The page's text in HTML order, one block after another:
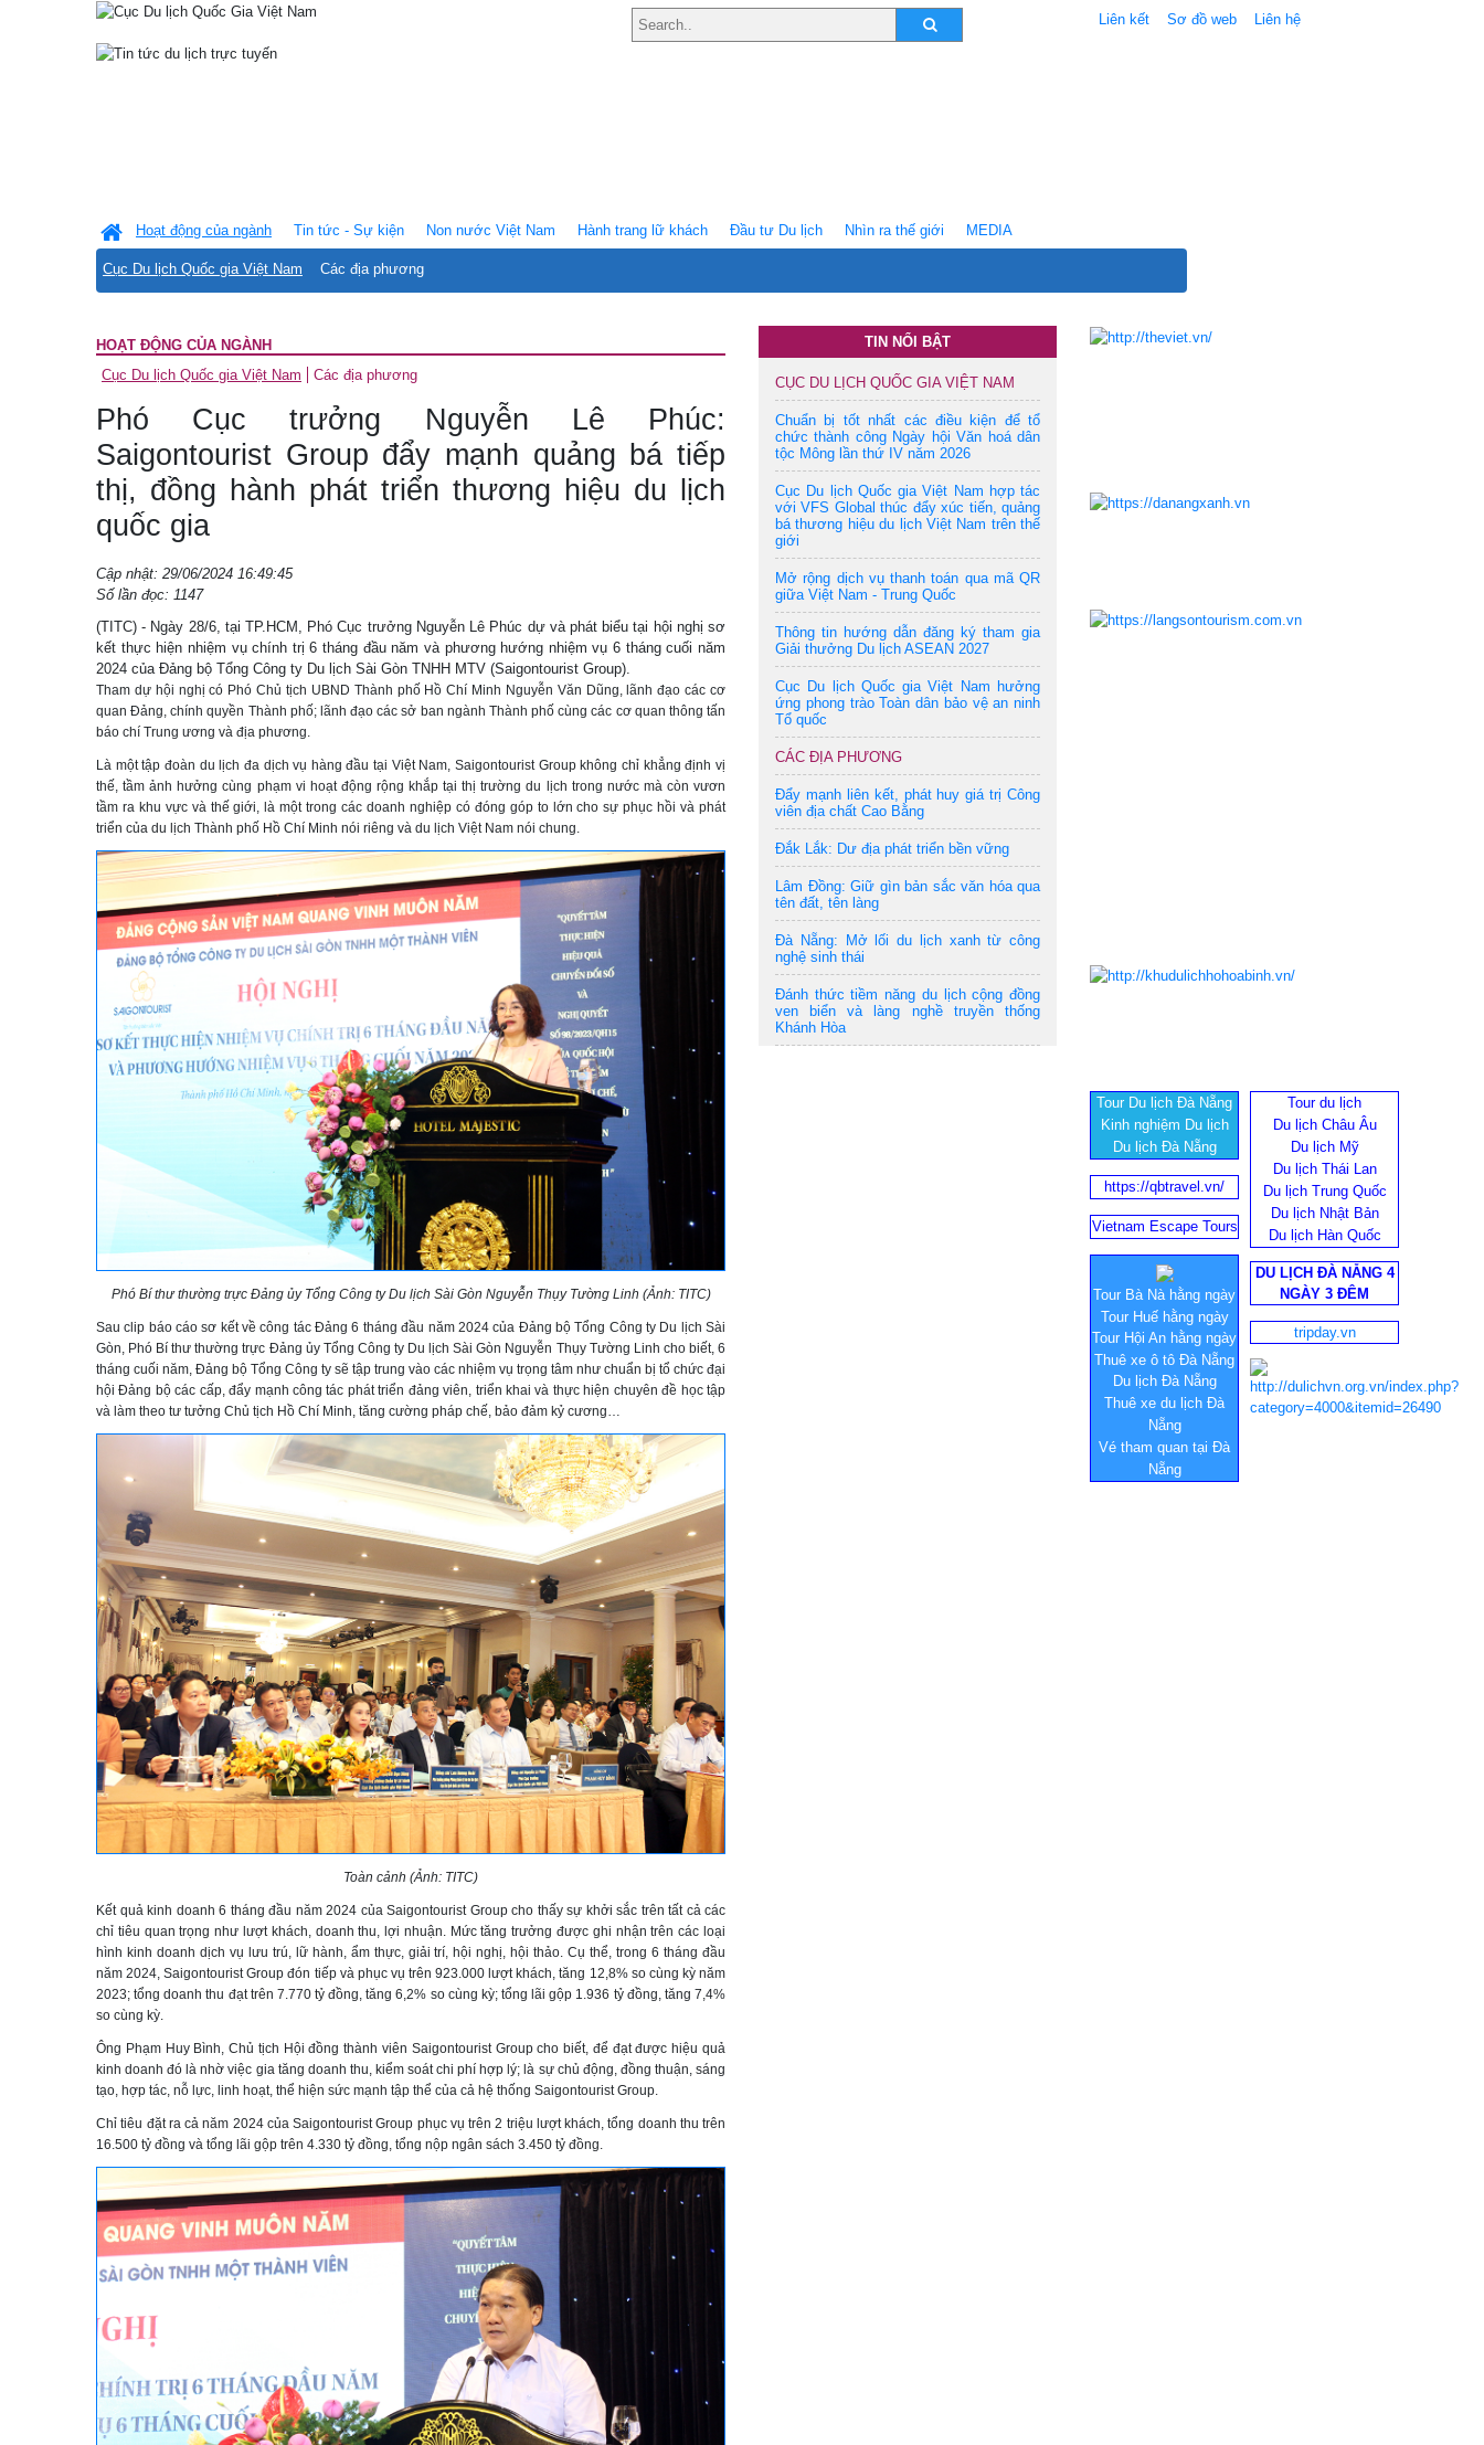
Liên kết Sơ đồ web Liên hệ
Hoạt động của ngành
Cục Du lịch Quốc gia Việt Nam Các địa phương
Tin tức - Sự kiện Non nước Việt Nam Hành trang lữ khách Ðầu tư Du lịch Nhìn ra thế giới MEDIA
HOẠT ĐỘNG CỦA NGÀNH
Cục Du lịch Quốc gia Việt Nam
Các địa phương
Phó Cục trưởng Nguyễn Lê Phúc:
Saigontourist Group đẩy mạnh quảng bá tiếp
thị, đồng hành phát triển thương hiệu du lịch
quốc gia
Cập nhật: 29/06/2024 16:49:45
Số lần đọc: 1147
(TITC) - Ngày 28/6, tại TP.HCM, Phó Cục trưởng Nguyễn Lê Phúc dự và phát biểu tại hội nghị sơ
kết thực hiện nhiệm vụ chính trị 6 tháng đầu năm và phương hướng nhiệm vụ 6 tháng cuối năm
2024 của Đảng bộ Tổng Công ty Du lịch Sài Gòn TNHH MTV (Saigontourist Group).
Tham dự hội nghị có Phó Chủ tịch UBND Thành phố Hồ Chí Minh Nguyễn Văn Dũng, lãnh đạo các cơ
quan Đảng, chính quyền Thành phố; lãnh đạo các sở ban ngành Thành phố cùng các cơ quan thông tấn
báo chí Trung ương và địa phương.
Là một tập đoàn du lịch đa dịch vụ hàng đầu tại Việt Nam, Saigontourist Group không chỉ khẳng định vị
thế, tầm ảnh hưởng cùng phạm vi hoạt động rộng khắp tại thị trường du lịch trong nước mà còn vươn
tầm ra khu vực và thế giới, là một trong các doanh nghiệp có đóng góp to lớn cho sự phục hồi và phát
triển của du lịch Thành phố Hồ Chí Minh nói riêng và du lịch Việt Nam nói chung.
Phó Bí thư thường trực Đảng ủy Tổng Công ty Du lịch Sài Gòn Nguyễn Thụy Tường Linh (Ảnh: TITC)
Sau clip báo cáo sơ kết về công tác Đảng 6 tháng đầu năm 2024 của Đảng bộ Tổng Công ty Du lịch Sài
Gòn, Phó Bí thư thường trực Đảng ủy Tổng Công ty Du lịch Sài Gòn Nguyễn Thụy Tường Linh cho biết, 6
tháng cuối năm, Đảng bộ Tổng Công ty sẽ tập trung vào các nhiệm vụ trọng tâm như chuẩn bị tổ chức đại
hội Đảng bộ các cấp, đẩy mạnh công tác phát triển đảng viên, triển khai và thực hiện chuyên đề học tập
và làm theo tư tưởng Chủ tịch Hồ Chí Minh, tăng cường pháp chế, bảo đảm kỷ cương…
Toàn cảnh (Ảnh: TITC)
Kết quả kinh doanh 6 tháng đầu năm 2024 của Saigontourist Group cho thấy sự khởi sắc trên tất cả các
chỉ tiêu quan trọng như lượt khách, doanh thu, lợi nhuận. Mức tăng trưởng được ghi nhận trên các loại
hình kinh doanh dịch vụ lưu trú, lữ hành, ẩm thực, giải trí, hội nghị, hội thảo. Cụ thể, trong 6 tháng đầu
năm 2024, Saigontourist Group đón tiếp và phục vụ trên 923.000 lượt khách, tăng 12,8% so cùng kỳ năm
2023; tổng doanh thu đạt trên 7.770 tỷ đồng, tăng 6,2% so cùng kỳ; tổng lãi gộp 1.936 tỷ đồng, tăng 7,4%
so cùng kỳ.
Ông Phạm Huy Bình, Chủ tịch Hội đồng thành viên Saigontourist Group cho biết, để đạt được hiệu quả
kinh doanh đó là nhờ việc gia tăng doanh thu, kiểm soát chi phí hợp lý; là sự chủ động, đồng thuận, sáng
tạo, hợp tác, nỗ lực, linh hoạt, thể hiện sức mạnh tập thể của cả hệ thống Saigontourist Group.
Chỉ tiêu đặt ra cả năm 2024 của Saigontourist Group phục vụ trên 2 triệu lượt khách, tổng doanh thu trên
16.500 tỷ đồng và tổng lãi gộp trên 4.330 tỷ đồng, tổng nộp ngân sách 3.450 tỷ đồng.
TIN NỔI BẬT
CỤC DU LỊCH QUỐC GIA VIỆT NAM
Chuẩn bị tốt nhất các điều kiện để tổ
chức thành công Ngày hội Văn hoá dân
tộc Mông lần thứ IV năm 2026
Cục Du lịch Quốc gia Việt Nam hợp tác
với VFS Global thúc đẩy xúc tiến, quảng
bá thương hiệu du lịch Việt Nam trên thế
giới
Mở rộng dịch vụ thanh toán qua mã QR
giữa Việt Nam - Trung Quốc
Thông tin hướng dẫn đăng ký tham gia
Giải thưởng Du lịch ASEAN 2027
Cục Du lịch Quốc gia Việt Nam hưởng
ứng phong trào Toàn dân bảo vệ an ninh
Tổ quốc
CÁC ĐỊA PHƯƠNG
Đẩy mạnh liên kết, phát huy giá trị Công
viên địa chất Cao Bằng
Đắk Lắk: Dư địa phát triển bền vững
Lâm Đồng: Giữ gìn bản sắc văn hóa qua
tên đất, tên làng
Đà Nẵng: Mở lối du lịch xanh từ công
nghệ sinh thái
Đánh thức tiềm năng du lịch cộng đồng
ven biển và làng nghề truyền thống
Khánh Hòa
Tour Du lịch Đà Nẵng
Kinh nghiệm Du lịch
Du lịch Đà Nẵng
Tour du lịch
Du lịch Châu Âu
Du lịch Mỹ
Du lịch Thái Lan
Du lịch Trung Quốc
Du lịch Nhật Bản
Du lịch Hàn Quốc
https://qbtravel.vn/
Vietnam Escape Tours
Tour Bà Nà hằng ngày
Tour Huế hằng ngày
Tour Hội An hằng ngày
Thuê xe ô tô Đà Nẵng
Du lịch Đà Nẵng
Thuê xe du lịch Đà
Nẵng
Vé tham quan tại Đà
Nẵng
DU LỊCH ĐÀ NẴNG 4
NGÀY 3 ĐÊM
tripday.vn